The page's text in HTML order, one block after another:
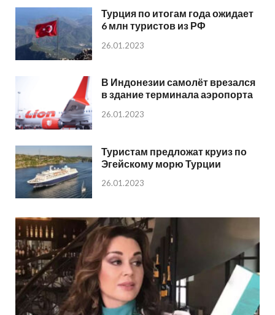
Турция по итогам года ожидает
6 млн туристов из РФ
26.01.2023
В Индонезии самолёт врезался
в здание терминала аэропорта
26.01.2023
Туристам предложат круиз по
Эгейскому морю Турции
26.01.2023